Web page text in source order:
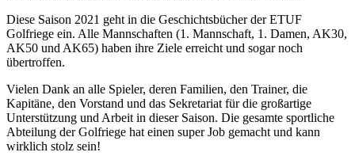
Diese Saison 2021 geht in die Geschichtsbücher der ETUF
Golfriege ein. Alle Mannschaften (1. Mannschaft, 1. Damen, AK30,
AK50 und AK65) haben ihre Ziele erreicht und sogar noch
übertroffen.
Vielen Dank an alle Spieler, deren Familien, den Trainer, die
Kapitäne, den Vorstand und das Sekretariat für die großartige
Unterstützung und Arbeit in dieser Saison. Die gesamte sportliche
Abteilung der Golfriege hat einen super Job gemacht und kann
wirklich stolz sein!